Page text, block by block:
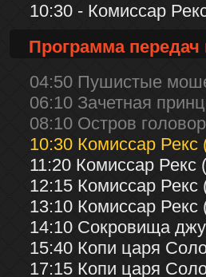
10:30 - Комиссар
Программа передач
04:50 Пушистые
06:10 Зачетная
08:10 Остров
10:30 Комиссар
11:20 Комиссар Рекс
12:15 Комиссар
13:10 Комиссар
14:10 Сокровища
15:40 Копи царя
17:15 Копи царя